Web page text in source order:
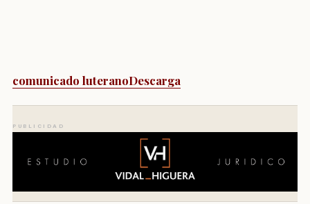
comunicado luteranoDescarga
PUBLICIDAD